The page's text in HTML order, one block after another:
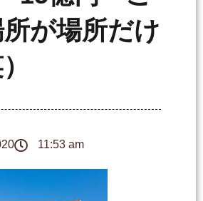
が場所だけ
11:53 am